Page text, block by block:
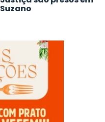
Suzano